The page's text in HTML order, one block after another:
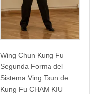
Wing Chun Kung Fu
Segunda Forma del
Sistema Ving Tsun de
Kung Fu CHAM KIU